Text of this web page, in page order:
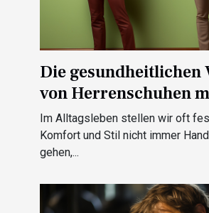
Die gesundheitlichen
von Herrenschuhen
verstecktem Absatz:
Verbesserung der
Körperhaltung und
Reduzierung von
Rückenschmerzen
Im Alltagsleben stellen wir oft
Komfort und Stil nicht immer
gehen,...